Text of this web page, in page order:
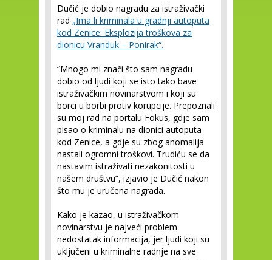
Dučić je dobio nagradu za istraživački
rad „Ima li kriminala u gradnji autoputa
kod Zenice: Eksplozija troškova za
dionicu Vranduk – Ponirak“.
“Mnogo mi znači što sam nagradu
dobio od ljudi koji se isto tako bave
istraživačkim novinarstvom i koji su
borci u borbi protiv korupcije. Prepoznali
su moj rad na portalu Fokus, gdje sam
pisao o kriminalu na dionici autoputa
kod Zenice, a gdje su zbog anomalija
nastali ogromni troškovi. Trudiću se da
nastavim istraživati nezakonitosti u
našem društvu”, izjavio je Dučić nakon
što mu je uručena nagrada.
Kako je kazao, u istraživačkom
novinarstvu je najveći problem
nedostatak informacija, jer ljudi koji su
uključeni u kriminalne radnje na sve